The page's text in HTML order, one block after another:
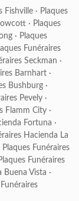
Fishville · Plaques
· Plaques
· Plaques
Funéraires
Seckman ·
Barnhart ·
Bushburg ·
Pevely ·
Flamm City ·
Fortuna ·
Hacienda La
Plaques Funéraires
Funéraires
Buena Vista ·